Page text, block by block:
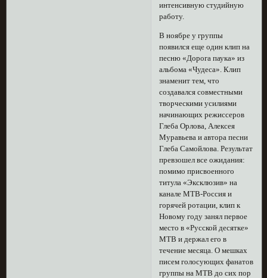
интенсивную студийную
работу.
В ноябре у группы
появился еще один клип на
песню «Дорога паука» из
альбома «Чудеса». Клип
знаменит тем, что
создавался совместными
творческими усилиями
начинающих режиссеров
Глеба Орлова, Алексея
Муравьева и автора песни
Глеба Самойлова. Результат
превзошел все ожидания:
помимо присвоенного
титула «Эксклюзив» на
канале МТВ-Россия и
горячей ротации, клип к
Новому году занял первое
место в «Русской десятке»
МТВ и держал его в
течение месяца. О мешках
писем голосующих фанатов
группы на МТВ до сих пор